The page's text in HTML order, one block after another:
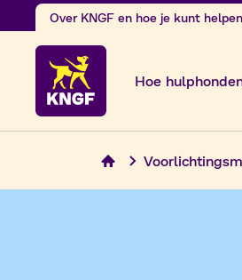
content
Over KNGF en hoe je kunt helpen
Hoe